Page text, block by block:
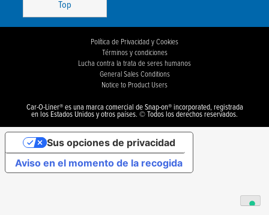
Top
Política de Privacidad y Cookies
Términos y condiciones
Lucha contra la trata de seres humanos
General Sales Conditions
Notice to Product Users
Car-O-Liner® es una marca comercial de Snap-on® incorporated, registrada
en los Estados Unidos y otros países. © Todos los derechos reservados.
Aviso en el momento de la recogida
Sus opciones de privacidad